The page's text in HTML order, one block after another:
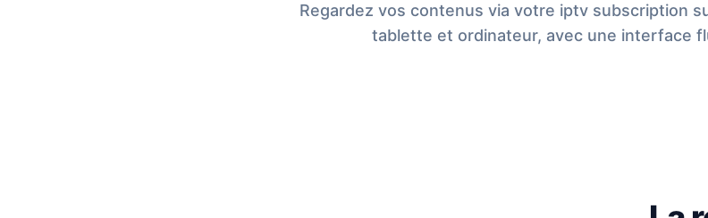
Regardez vos contenus via votre iptv subscription
tablette et ordinateur, avec une interface